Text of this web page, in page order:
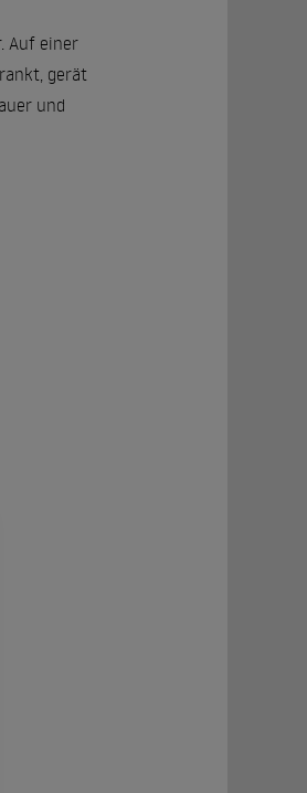
Auf einer
gerät
und